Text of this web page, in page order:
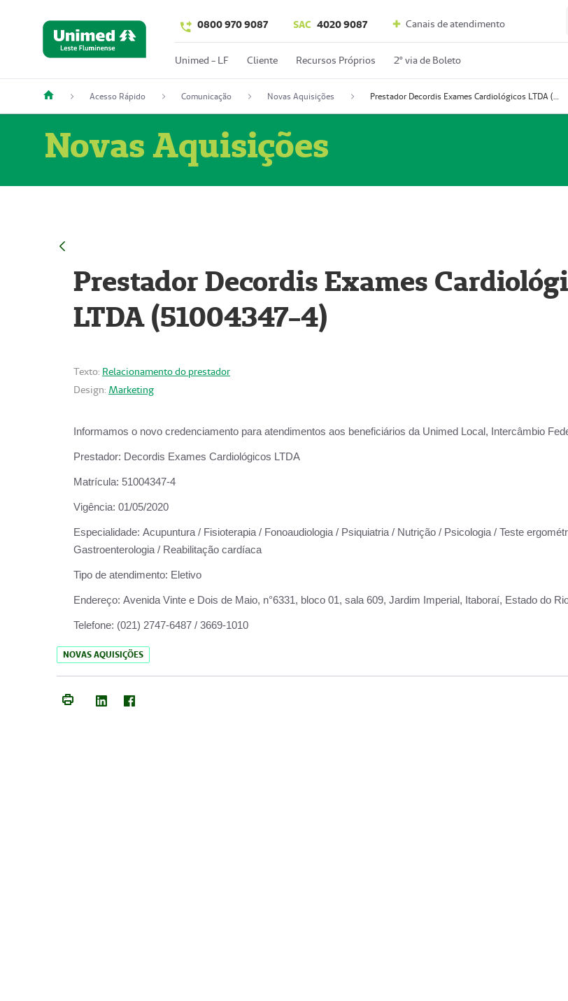
0800 970 9087 SAC 4020 9087 Canais de atendimento
Unimed - LF Cliente Recursos Próprios 2º via de Boleto
Acesso Rápido Comunicação Novas Aquisições Prestador Decordis Exames Cardiológicos LTDA (51004347-4)
Novas Aquisições
Prestador Decordis Exames
LTDA (51004347-4)
Texto: Relacionamento do prestador
Design: Marketing
Informamos o novo credenciamento para atendimentos aos beneficiários da Unimed Local, Intercâmbio
Prestador: Decordis Exames Cardiológicos LTDA
Matrícula: 51004347-4
Vigência: 01/05/2020
Especialidade: Acupuntura / Fisioterapia / Fonoaudiologia / Psiquiatria / Nutrição / Psicologia / Teste
Gastroenterologia / Reabilitação cardíaca
Tipo de atendimento: Eletivo
Endereço: Avenida Vinte e Dois de Maio, n°6331, bloco 01, sala 609, Jardim Imperial, Itaboraí, Estado do
Telefone: (021) 2747-6487 / 3669-1010
NOVAS AQUISIÇÕES